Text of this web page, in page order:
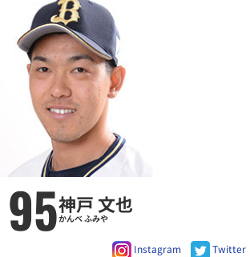
95神戸 文也
かんべ ふみや
Instagram Twitter